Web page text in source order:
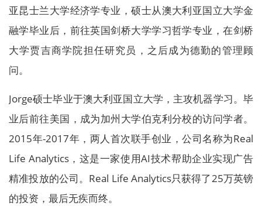
亚昆士兰大学经济学专业，硕士从澳大利亚国立大学金
融学毕业后，前往英国剑桥大学学习哲学专业，在剑桥
大学贾吉商学院担任研究员，之后成为德勤的管理顾
问。
Jorge硕士毕业于澳大利亚国立大学，主攻机器学习。毕
业后前往美国，成为加州大学伯克利分校的访问学者。
2015年-2017年，两人首次联手创业，公司名称为Real
Life Analytics，这是一家使用AI技术帮助企业实现广告
精准投放的公司。Real Life Analytics只获得了25万英镑
的投资，最后无疾而终。